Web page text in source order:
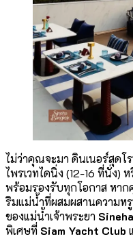
ไม่ว่าคุณจะมา ดินเนอร์สุด
ไพรเวทไดนิ่ง (12-16 ที่นั่ง
พร้อมรองรับทุกโอกาส หา
ริมแม่น้ำที่ผสมผสานความห
ของแม่น้ำเจ้าพระยา
พิเศษที่ Siam Yacht Club